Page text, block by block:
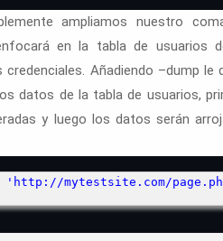
ampliamos nuestro
en la tabla de usuarios
Añadiendo –dump le
datos de la tabla de usuarios,
y luego los datos serán
' http://mytestsite.com/